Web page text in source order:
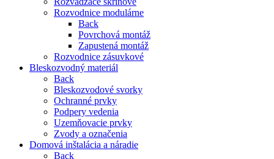
Rozvodnice modulárne
Back
Povrchová montáž
Zapustená montáž
Rozvodnice zásuvkové
Bleskozvodný materiál
Back
Bleskozvodové svorky
Ochranné prvky
Podpery vedenia
Uzemňovacie prvky
Zvody a označenia
Domová inštalácia a náradie
Back